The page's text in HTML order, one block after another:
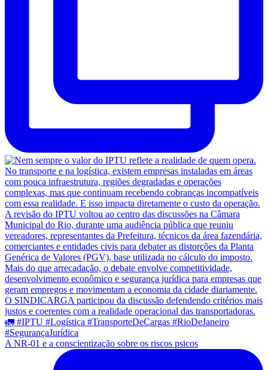
A NR-01 e a conscientização sobre os riscos psicos